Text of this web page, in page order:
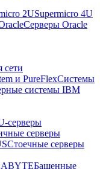
2USupermicro 4U
Серверы Oracle
сети
и PureFlexСистемы
системы IBM
серверы
серверы
Стоечные серверы
Башенные